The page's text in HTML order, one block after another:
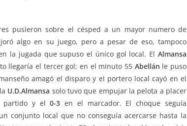
pusieron sobre el césped a un mayor numero de
algo en su juego, pero a pesar de eso, tampoco
la jugada que supuso el único gol local. El Almansa
llegaría el tercer gol; en el minuto 55 Abellán le puso
amagó el disparo y el portero local cayó en el
U.D.Almansa solo tuvo que empujar la pelota a placer
partido y el0-3 en el marcador. El choque seguía
conjunto local que no conseguía acercarse hasta la